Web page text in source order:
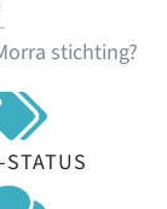
stichting?